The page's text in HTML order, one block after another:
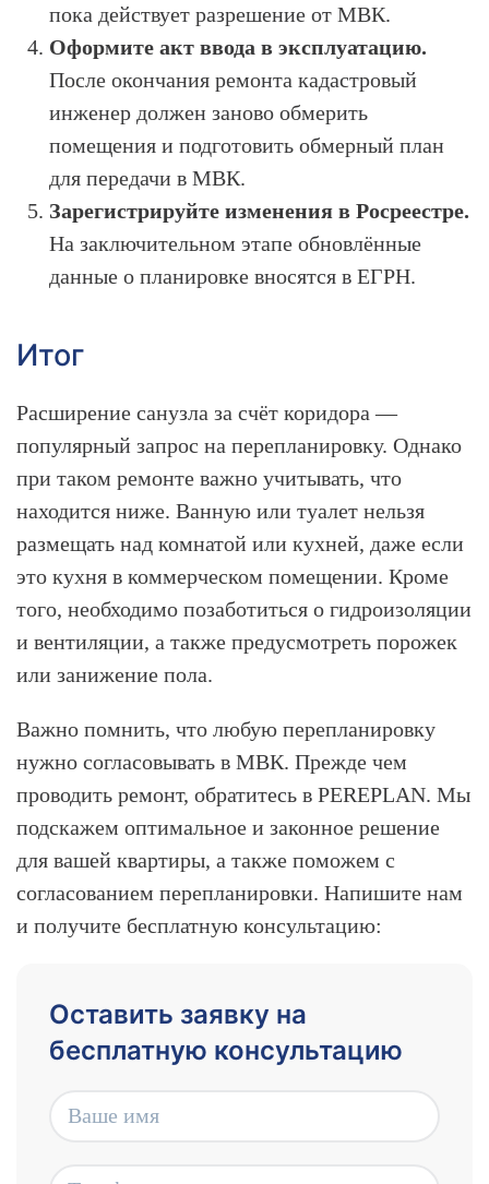
пока действует разрешение от МВК.
Оформите акт ввода в эксплуатацию.
После окончания ремонта кадастровый
инженер должен заново обмерить
помещения и подготовить обмерный план
для передачи в МВК.
Зарегистрируйте изменения в Росреестре.
На заключительном этапе обновлённые
данные о планировке вносятся в ЕГРН.
Итог
Расширение санузла за счёт коридора —
популярный запрос на перепланировку. Однако
при таком ремонте важно учитывать, что
находится ниже. Ванную или туалет нельзя
размещать над комнатой или кухней, даже если
это кухня в коммерческом помещении. Кроме
того, необходимо позаботиться о гидроизоляции
и вентиляции, а также предусмотреть порожек
или занижение пола.
Важно помнить, что любую перепланировку
нужно согласовывать в МВК. Прежде чем
проводить ремонт, обратитесь в PEREPLAN. Мы
подскажем оптимальное и законное решение
для вашей квартиры, а также поможем с
согласованием перепланировки. Напишите нам
и получите бесплатную консультацию:
Оставить заявку на
бесплатную консультацию